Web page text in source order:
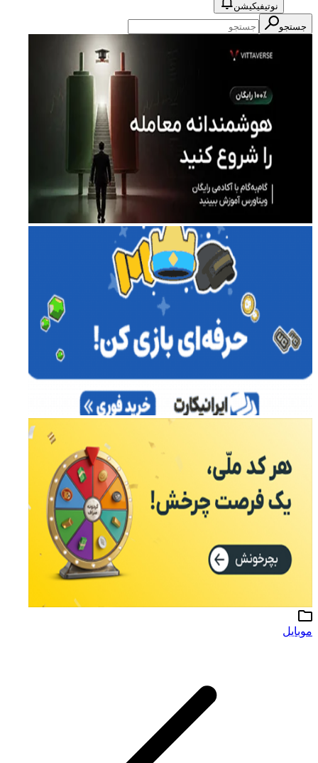
نوتیفیکیشن
جستجو
موبایل